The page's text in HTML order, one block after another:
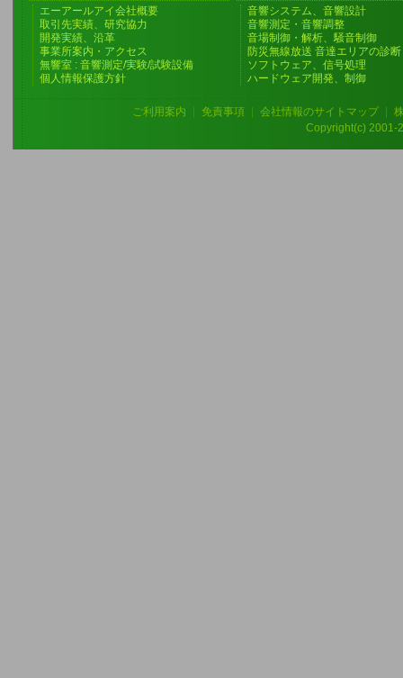
エーアールアイ会社概要
取引先実績、研究協力
開発実績、沿革
事業所案内・アクセス
無響室 : 音響測定/実験/試験設備
個人情報保護方針
音響システム、音響設計
音響測定・音響調整
音場制御・解析、騒音制御
防災無線放送 音達エリアの診断
ソフトウェア、信号処理
ハードウェア開発、制御
ご利用案内 免責事項 会社情報のサイトマップ
Copyright(c) 2001-